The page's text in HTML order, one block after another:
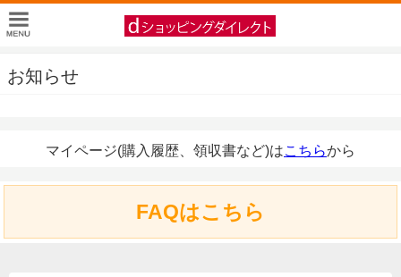
お知らせ
マイページ(購入履歴、領収書など)はこちらから
FAQはこちら